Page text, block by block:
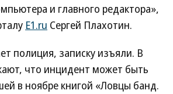
и главного редактора»,
E1.ru Сергей Плахотин.
полиция, записку изъяли. В
что инцидент может быть
в ноябре книгой «Ловцы банд.